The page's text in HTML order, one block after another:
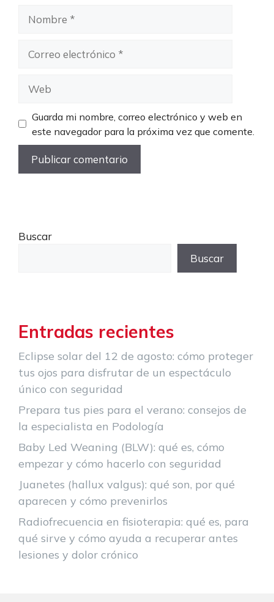
electrónico
Guarda mi nombre, correo electrónico y web en
este navegador para la próxima vez que comente.
Buscar
Buscar
Entradas recientes
Eclipse solar del 12 de agosto: cómo proteger
tus ojos para disfrutar de un espectáculo
único con seguridad
Prepara tus pies para el verano: consejos de
la especialista en Podología
Baby Led Weaning (BLW): qué es, cómo
empezar y cómo hacerlo con seguridad
Juanetes (hallux valgus): qué son, por qué
aparecen y cómo prevenirlos
Radiofrecuencia en fisioterapia: qué es, para
qué sirve y cómo ayuda a recuperar antes
lesiones y dolor crónico